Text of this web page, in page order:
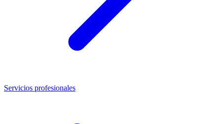
Servicios profesionales